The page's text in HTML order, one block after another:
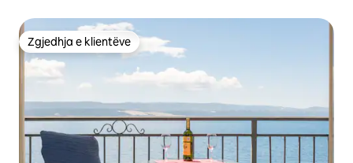
Zgjedhja e klientëve
Zgjedhja e klientëve